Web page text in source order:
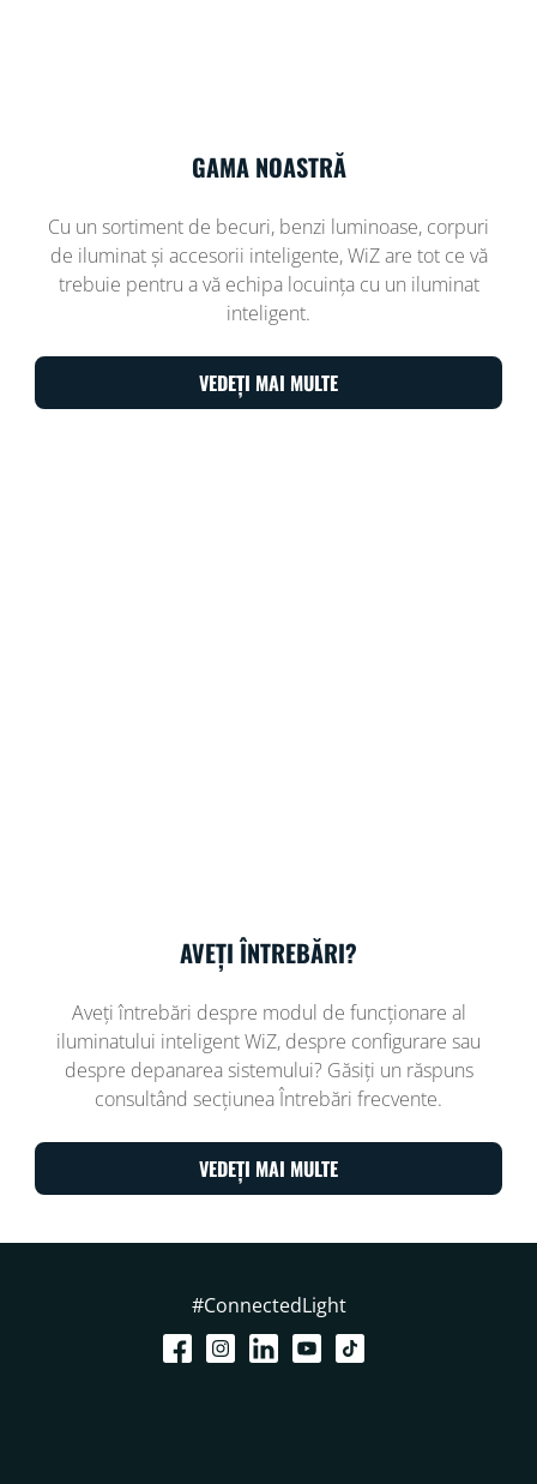
GAMA NOASTRĂ
Cu un sortiment de becuri, benzi luminoase, corpuri
de iluminat și accesorii inteligente, WiZ are tot ce vă
trebuie pentru a vă echipa locuința cu un iluminat
inteligent.
VEDEȚI MAI MULTE
AVEȚI ÎNTREBĂRI?
Aveți întrebări despre modul de funcționare al
iluminatului inteligent WiZ, despre configurare sau
despre depanarea sistemului? Găsiți un răspuns
consultând secțiunea Întrebări frecvente.
VEDEȚI MAI MULTE
#ConnectedLight